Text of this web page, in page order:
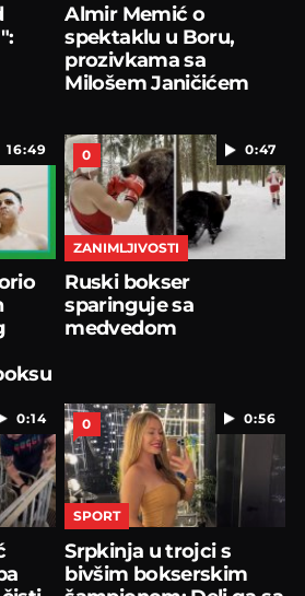
Almir Memić o
spektaklu u Boru,
prozivkama sa
Milošem Janičićem
16:49 0:47
0
ZANIMLJIVOSTI
Ruski bokser
sparinguje sa
medvedom
0:14 0:56
0
SPORT
Srpkinja u trojci s
bivšim bokserskim